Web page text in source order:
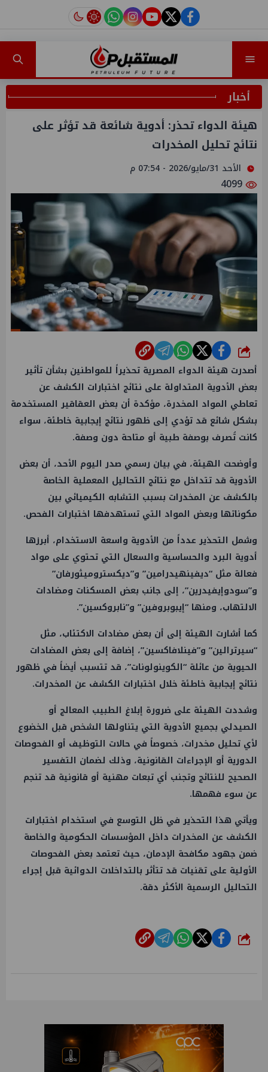
facebook
twitter
youtube
instagram
tiktok
أخبار
هيئة الدواء تحذر: أدوية شائعة قد تؤثر على
نتائج تحليل المخدرات
الأحد 31/مايو/2026 - 07:54 م
شارك
أصدرت هيئة الدواء المصرية تحذيراً للمواطنين بشأن تأثير
بعض الأدوية المتداولة على نتائج اختبارات الكشف عن
تعاطي المواد المخدرة، مؤكدة أن بعض العقاقير المستخدمة
بشكل شائع قد تؤدي إلى ظهور نتائج إيجابية خاطئة، سواء
كانت تُصرف بوصفة طبية أو متاحة دون وصفة.
وأوضحت الهيئة، في بيان رسمي صدر اليوم الأحد، أن بعض
الأدوية قد تتداخل مع نتائج التحاليل المعملية الخاصة
بالكشف عن المخدرات بسبب التشابه الكيميائي بين
مكوناتها وبعض المواد التي تستهدفها اختبارات الفحص.
وشمل التحذير عدداً من الأدوية واسعة الاستخدام، أبرزها
أدوية البرد والحساسية والسعال التي تحتوي على مواد
فعالة مثل “ديفينهيدرامين” و”ديكستروميثورفان”
و”سودوإيفيدرين”، إلى جانب بعض المسكنات ومضادات
الالتهاب، ومنها “إيبوبروفين” و”نابروكسين”.
كما أشارت الهيئة إلى أن بعض مضادات الاكتئاب، مثل
“سيرترالين” و”فينلافاكسين”، إضافة إلى بعض المضادات
الحيوية من عائلة “الكوينولونات”، قد تتسبب أيضاً في ظهور
نتائج إيجابية خاطئة خلال اختبارات الكشف عن المخدرات.
وشددت الهيئة على ضرورة إبلاغ الطبيب المعالج أو
الصيدلي بجميع الأدوية التي يتناولها الشخص قبل الخضوع
لأي تحليل مخدرات، خصوصاً في حالات التوظيف أو الفحوصات
الدورية أو الإجراءات القانونية، وذلك لضمان التفسير
الصحيح للنتائج وتجنب أي تبعات مهنية أو قانونية قد تنجم
عن سوء فهمها.
ويأتي هذا التحذير في ظل التوسع في استخدام اختبارات
الكشف عن المخدرات داخل المؤسسات الحكومية والخاصة
ضمن جهود مكافحة الإدمان، حيث تعتمد بعض الفحوصات
الأولية على تقنيات قد تتأثر بالتداخلات الدوائية قبل إجراء
التحاليل الرسمية الأكثر دقة.
شارك